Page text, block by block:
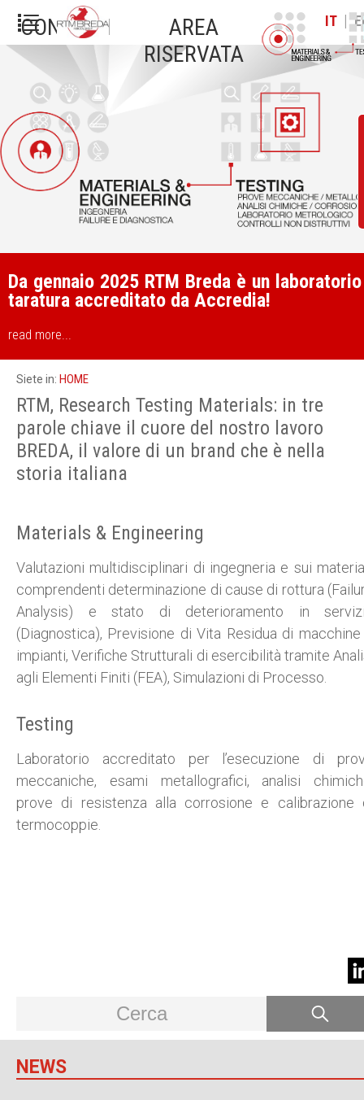
IT |
CONTATTI
AREA
RISERVATA
Da gennaio 2025 RTM Breda è un
taratura accreditato da Accredia!
read more...
Siete in: HOME
RTM, Research Testing Materials: in tre
parole chiave il cuore del nostro lavoro
BREDA, il valore di un brand che è nella
storia italiana
Materials & Engineering
Valutazioni multidisciplinari di ingegneria e sui
comprendenti determinazione di cause di rottura
Analysis) e stato di deterioramento in
(Diagnostica), Previsione di Vita Residua di
impianti, Verifiche Strutturali di esercibilità tramite
agli Elementi Finiti (FEA), Simulazioni di Processo.
Testing
Laboratorio accreditato per l’esecuzione di
meccaniche, esami metallografici, analisi
prove di resistenza alla corrosione e calibrazione
termocoppie.
NEWS